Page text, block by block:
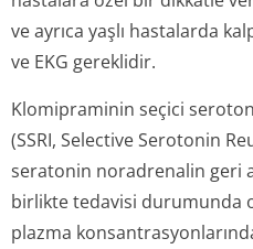
ve ayrıca yaşlı hastalarda
ve EKG gereklidir.
Klomipraminin seçici
(SSRI, Selective Serotonin
seratonin noradrenalin geri
birlikte tedavisi durumunda
plazma